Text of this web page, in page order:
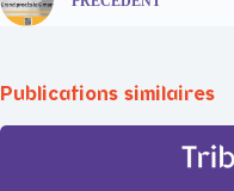
Publications similaires